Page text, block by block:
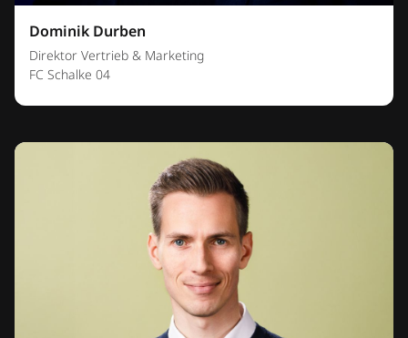
Dominik Durben
Direktor Vertrieb & Marketing
FC Schalke 04